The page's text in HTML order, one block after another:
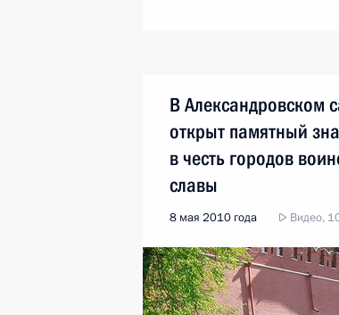
В Александровском
открыт памятный
в честь городов
славы
8 мая 2010 года Видео,